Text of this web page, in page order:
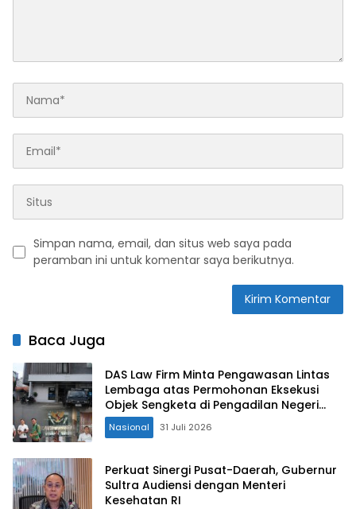
Simpan nama, email, dan situs web saya pada
peramban ini untuk komentar saya berikutnya.
Baca Juga
DAS Law Firm Minta Pengawasan Lintas
Lembaga atas Permohonan Eksekusi
Objek Sengketa di Pengadilan Negeri
Jakarta Selatan
Nasional 31 Juli 2026
Perkuat Sinergi Pusat-Daerah, Gubernur
Sultra Audiensi dengan Menteri
Kesehatan RI